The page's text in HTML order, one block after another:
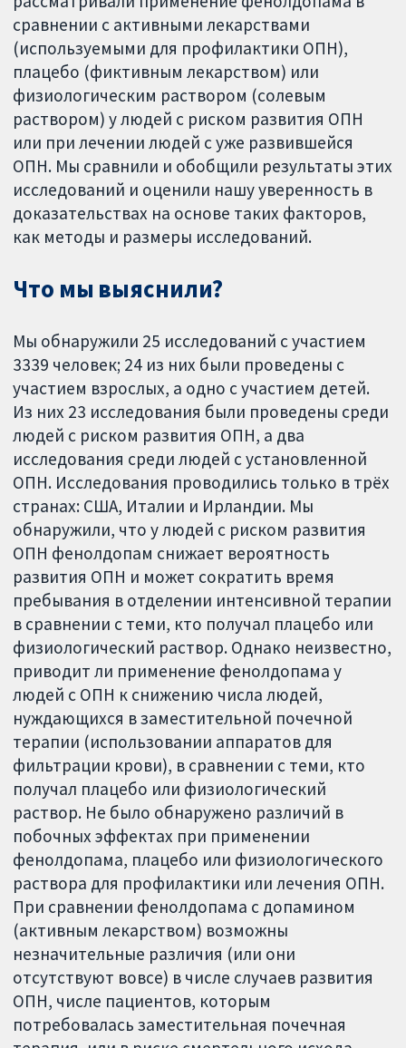
сравнении с активными лекарствами
(используемыми для профилактики ОПН),
плацебо (фиктивным лекарством) или
физиологическим раствором (солевым
раствором) у людей с риском развития ОПН
или при лечении людей с уже развившейся
ОПН. Мы сравнили и обобщили результаты этих
исследований и оценили нашу уверенность в
доказательствах на основе таких факторов,
как методы и размеры исследований.
Что мы выяснили?
Мы обнаружили 25 исследований с участием
3339 человек; 24 из них были проведены с
участием взрослых, а одно с участием детей.
Из них 23 исследования были проведены среди
людей с риском развития ОПН, а два
исследования среди людей с установленной
ОПН. Исследования проводились только в трёх
странах: США, Италии и Ирландии. Мы
обнаружили, что у людей с риском развития
ОПН фенолдопам снижает вероятность
развития ОПН и может сократить время
пребывания в отделении интенсивной терапии
в сравнении с теми, кто получал плацебо или
физиологический раствор. Однако неизвестно,
приводит ли применение фенолдопама у
людей с ОПН к снижению числа людей,
нуждающихся в заместительной почечной
терапии (использовании аппаратов для
фильтрации крови), в сравнении с теми, кто
получал плацебо или физиологический
раствор. Не было обнаружено различий в
побочных эффектах при применении
фенолдопама, плацебо или физиологического
раствора для профилактики или лечения ОПН.
При сравнении фенолдопама с допамином
(активным лекарством) возможны
незначительные различия (или они
отсутствуют вовсе) в числе случаев развития
ОПН, числе пациентов, которым
потребовалась заместительная почечная